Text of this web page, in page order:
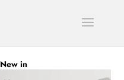
New in